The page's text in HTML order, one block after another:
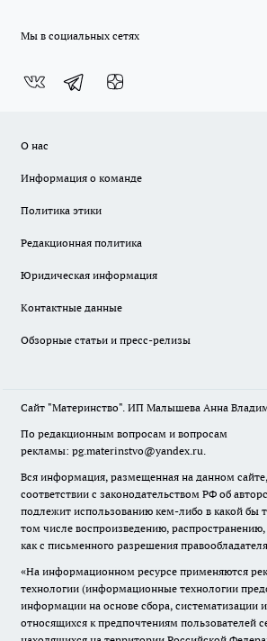
Мы в социальных сетях
О нас
Информация о команде
Политика этики
Редакционная политика
Юридическая информация
Контактные данные
Обзорные статьи и пресс-релизы
Сайт "Материнство". ИП Малышева Анна
По редакционным вопросам и вопросам
рекламы: pg.materinstvo@yandex.ru.
Вся информация, размещенная на данном сайте,
соответствии с законодательством РФ об
подлежит использованию кем-либо в какой бы
том числе воспроизведению, распространению,
как с письменного разрешения
«На информационном ресурсе применяются
технологии (информационные технологии
информации на основе сбора, систематизации
относящихся к предпочтениям пользователей